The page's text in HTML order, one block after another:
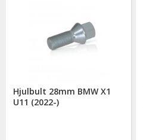
Hjulbult 28mm BMW X1
U11 (2022-)